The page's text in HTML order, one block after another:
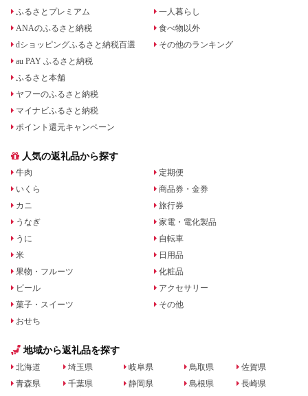
ふるさとプレミアム
ANAのふるさと納税
dショッピングふるさと納税百選
au PAY ふるさと納税
ふるさと本舗
ヤフーのふるさと納税
マイナビふるさと納税
ポイント還元キャンペーン
一人暮らし
食べ物以外
その他のランキング
人気の返礼品から探す
牛肉
いくら
カニ
うなぎ
うに
米
果物・フルーツ
ビール
菓子・スイーツ
おせち
定期便
商品券・金券
旅行券
家電・電化製品
自転車
日用品
化粧品
アクセサリー
その他
地域から返礼品を探す
北海道
青森県
埼玉県
千葉県
岐阜県
静岡県
鳥取県
島根県
佐賀県
長崎県